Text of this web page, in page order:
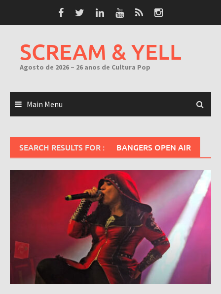
SCREAM & YELL
Agosto de 2026 – 26 anos de Cultura Pop
Main Menu
SEARCH RESULTS FOR : BANGERS OPEN AIR